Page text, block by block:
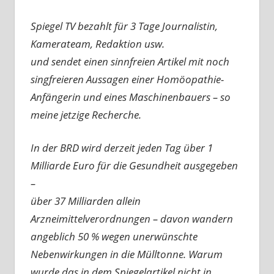
Spiegel TV bezahlt für 3 Tage Journalistin,
Kamerateam, Redaktion usw.
und sendet einen sinnfreien Artikel mit noch
singfreieren Aussagen einer Homöopathie-
Anfängerin und eines Maschinenbauers – so
meine jetzige Recherche.
In der BRD wird derzeit jeden Tag über 1
Milliarde Euro für die Gesundheit ausgegeben
–
über 37 Milliarden allein
Arzneimittelverordnungen – davon wandern
angeblich 50 % wegen unerwünschte
Nebenwirkungen in die Mülltonne. Warum